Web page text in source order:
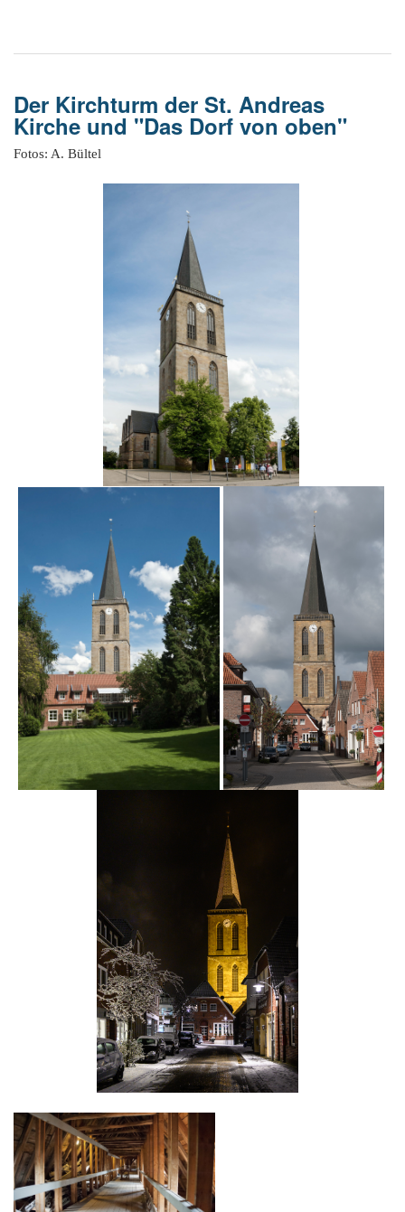
Der Kirchturm der St. Andreas
Kirche und "Das Dorf von oben"
Fotos: A. Bültel